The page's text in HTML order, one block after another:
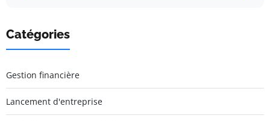
Catégories
Gestion financière
Lancement d'entreprise